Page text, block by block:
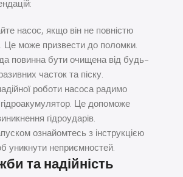
насос, якщо він не повністю
Це може призвести до поломки.
повинна бути очищена від будь-
часток та піску.
роботи насоса радимо
Це допоможе
гідроударів.
ознайомтесь з інструкцією
уникнути неприємностей.
та надійність